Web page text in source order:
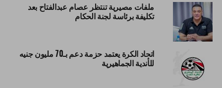
ملفات مصيرية تنتظر عصام عبدالفتاح بعد
تكليفة برئاسة لجنة الحكام
اتحاد الكرة يعتمد حزمة دعم بـ70 مليون جنيه
للأندية الجماهيرية